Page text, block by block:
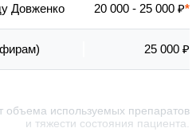
объема используемых препаратов
и тяжести состояния пациента.
Довженко 20 000 - 25 000 ₽
25 000 ₽